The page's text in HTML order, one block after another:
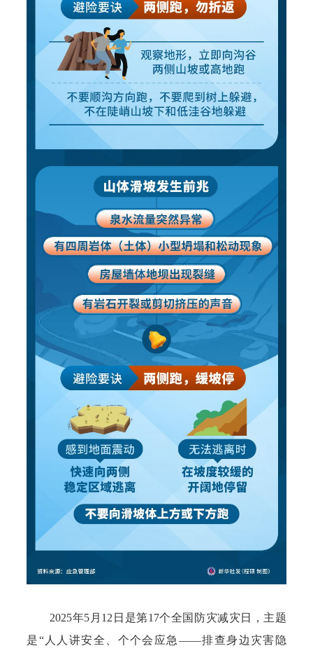
2025年5月12日是第17个全国防灾减灾日，主题
是“人人讲安全、个个会应急——排查身边灾害隐